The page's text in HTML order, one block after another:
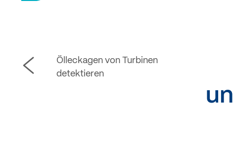
Ölleckagen von Turbinen
detektieren